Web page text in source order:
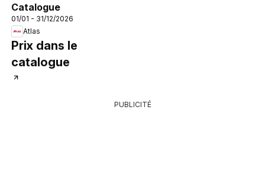
Catalogue
01/01 - 31/12/2026
Atlas
Prix dans le
catalogue
PUBLICITÉ